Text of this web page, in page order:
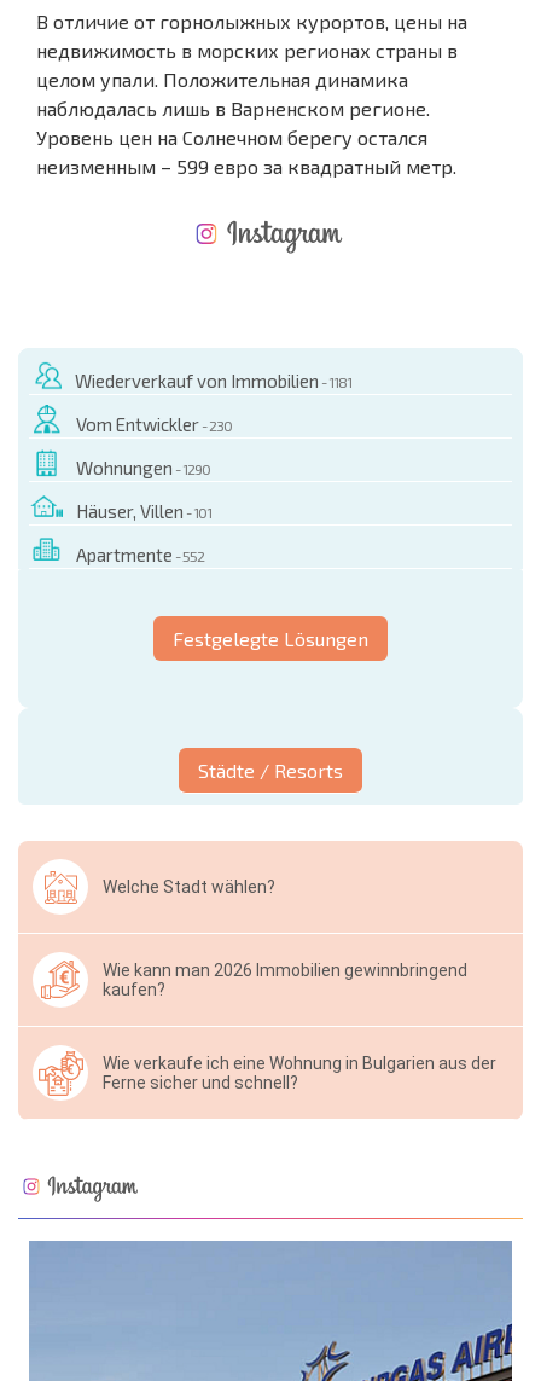
В отличие от горнолыжных курортов, цены на
недвижимость в морских регионах страны в
целом упали. Положительная динамика
наблюдалась лишь в Варненском регионе.
Уровень цен на Солнечном берегу остался
неизменным – 599 евро за квадратный метр.
Wiederverkauf von Immobilien - 1181
Vom Entwickler - 230
Wohnungen - 1290
Häuser, Villen - 101
Apartmente - 552
Festgelegte Lösungen
Städte / Resorts
Welche Stadt wählen?
Wie kann man 2026 Immobilien gewinnbringend
kaufen?
Wie verkaufe ich eine Wohnung in Bulgarien aus der
Ferne sicher und schnell?